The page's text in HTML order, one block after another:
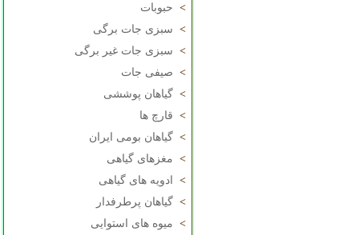
> حبوبات
> سبزی جات برگی
> سبزی جات غیر برگی
> صیفی جات
> گیاهان پوششی
> قارچ ها
> گیاهان بومی ایران
> مغزهای گیاهی
>
ادویه های گیاهی
> گیاهان پرطرفدار
> میوه های استوایی